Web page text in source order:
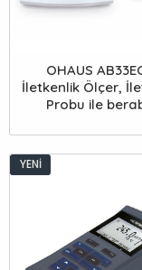
OHAUS
İletkenlik Ölçer,
Probu ile
YENI